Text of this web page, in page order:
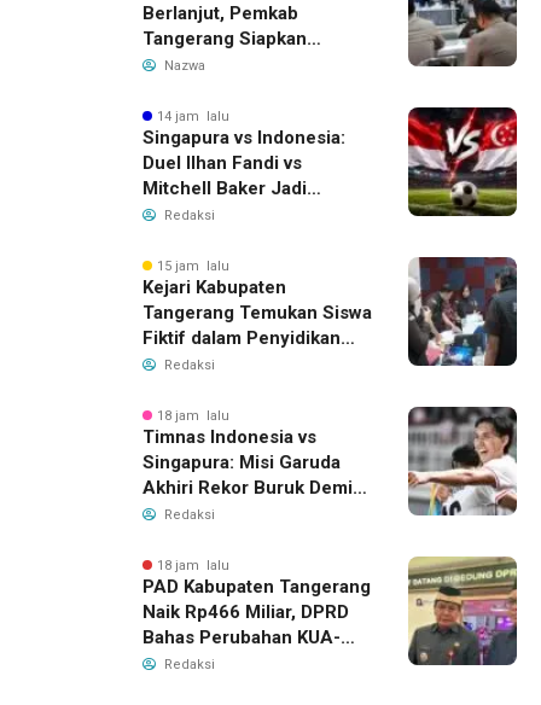
Berlanjut, Pemkab
Tangerang Siapkan
Langkah Antisipasi Krisis
Nazwa
14 jam lalu
Singapura vs Indonesia:
Duel Ilhan Fandi vs
Mitchell Baker Jadi
Sorotan di Piala AFF 2026
Redaksi
15 jam lalu
Kejari Kabupaten
Tangerang Temukan Siswa
Fiktif dalam Penyidikan
Dana BOP PKBM
Redaksi
18 jam lalu
Timnas Indonesia vs
Singapura: Misi Garuda
Akhiri Rekor Buruk Demi
Tiket Semifinal Piala AFF
Redaksi
18 jam lalu
PAD Kabupaten Tangerang
Naik Rp466 Miliar, DPRD
Bahas Perubahan KUA-
PPAS 2026
Redaksi